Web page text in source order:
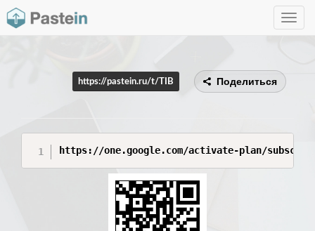
Toggle
https://pastein.ru/t/TIB Поделиться
https://one.google.com/activate-plan/subscription/